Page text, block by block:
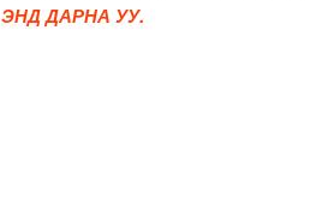
ЭНД ДАРНА УУ.